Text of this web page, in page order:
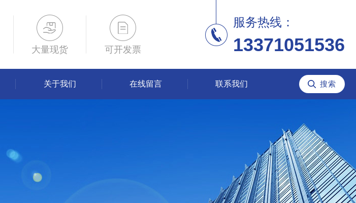
大量现货 可开发票
服务热线：
13371051536
关于我们 在线留言 联系我们